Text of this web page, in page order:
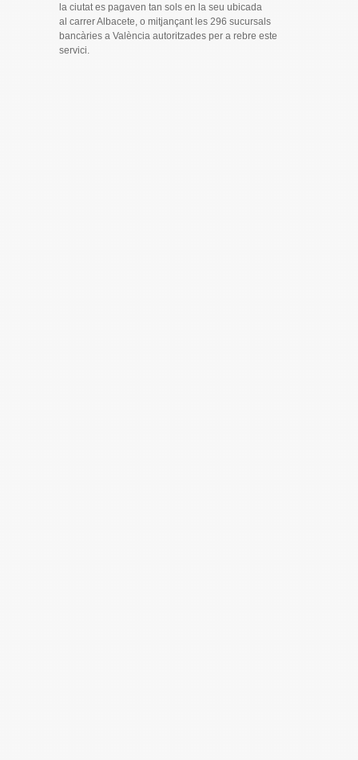
la ciutat es pagaven tan sols en la seu ubicada
al carrer Albacete, o mitjançant les 296 sucursals
bancàries a València autoritzades per a rebre este
servici.